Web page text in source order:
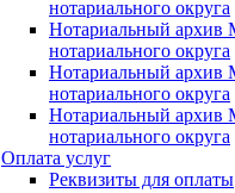
нотариального округа
Нотариальный архив
нотариального округа
Нотариальный архив
нотариального округа
Нотариальный архив
нотариального округа
Оплата услуг
Реквизиты для оплаты